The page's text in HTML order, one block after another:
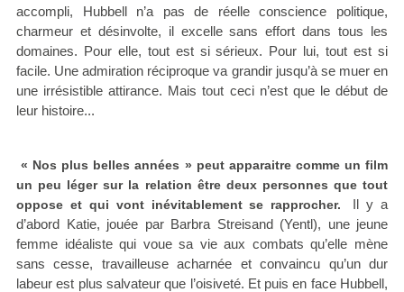
accompli, Hubbell n’a pas de réelle conscience politique,
charmeur et désinvolte, il excelle sans effort dans tous les
domaines. Pour elle, tout est si sérieux. Pour lui, tout est si
facile. Une admiration réciproque va grandir jusqu’à se muer en
une irrésistible attirance. Mais tout ceci n’est que le début de
leur histoire...
« Nos plus belles années » peut apparaitre comme un film
un peu léger sur la relation être deux personnes que tout
oppose et qui vont inévitablement se rapprocher.
Il y a
d’abord Katie, jouée par Barbra Streisand (Yentl), une jeune
femme idéaliste qui voue sa vie aux combats qu’elle mène
sans cesse, travailleuse acharnée et convaincu qu’un dur
labeur est plus salvateur que l’oisiveté. Et puis en face Hubbell,